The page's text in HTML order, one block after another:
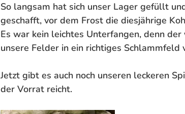
So langsam hat sich unser Lager gefüllt
geschafft, vor dem Frost die diesjährige
Es war kein leichtes Unterfangen, denn
unsere Felder in ein richtiges Schlammfeld
Jetzt gibt es auch noch unseren leckeren
der Vorrat reicht.